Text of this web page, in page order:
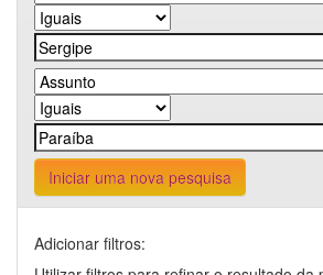
Iniciar uma nova pesquisa
Adicionar filtros: